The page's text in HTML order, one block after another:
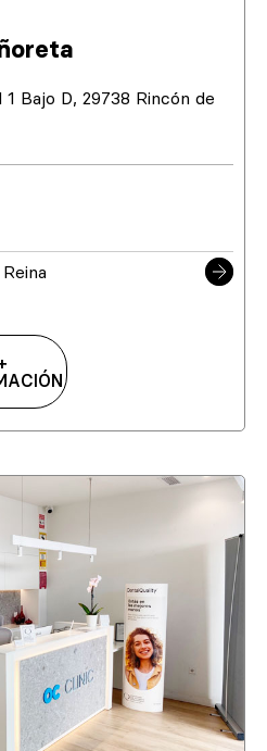
Bajo D, 29738 Rincón de